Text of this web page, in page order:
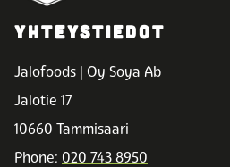
YHTEYSTIEDOT
Jalofoods | Oy Soya Ab
Jalotie 17
10660 Tammisaari
Phone: 020 743 8950